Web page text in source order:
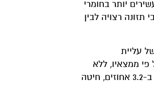
יותר בחומרי
תזונה רצויה לבין
עליית
ממצאיו, ללא
התערבות בצמצום הפליטות, כל עלייה במעלת צלזיוס תפחית את היבול העולמי של סויה ב-3.1 אחוזים, אורז ב-3.2 אחוזים, חיטה